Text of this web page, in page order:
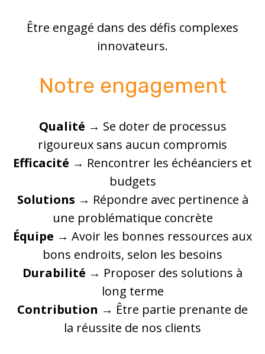
Être engagé dans des défis complexes
innovateurs.
Notre engagement
Qualité → Se doter de processus
rigoureux sans aucun compromis
Efficacité → Rencontrer les échéanciers et
budgets
Solutions → Répondre avec pertinence à
une problématique concrète
Équipe → Avoir les bonnes ressources aux
bons endroits, selon les besoins
Durabilité → Proposer des solutions à
long terme
Contribution → Être partie prenante de
la réussite de nos clients